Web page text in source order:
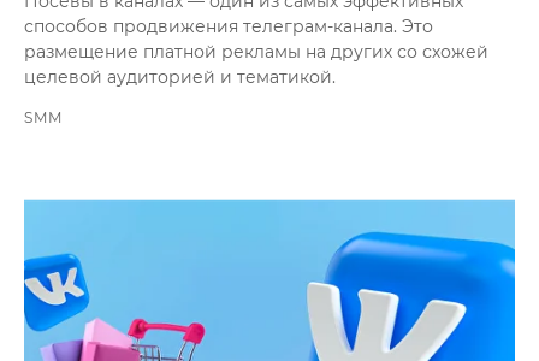
способов продвижения телеграм-канала. Это
размещение платной рекламы на других со схожей
целевой аудиторией и тематикой.
SMM